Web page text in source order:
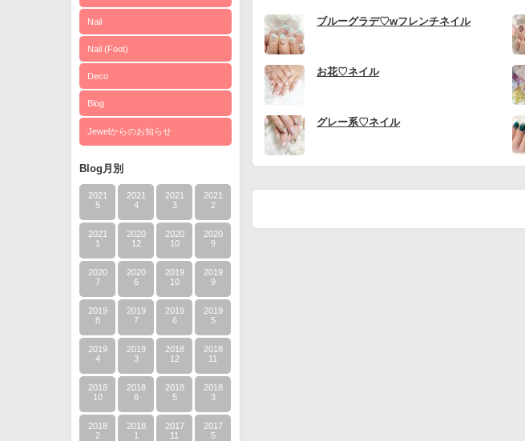
Nail
Nail (Foot)
Deco
Blog
Jewelからのお知らせ
Blog月別
2021
5
2021
4
2021
3
2021
2
2021
1
2020
12
2020
10
2020
9
2020
7
2020
6
2019
10
2019
9
2019
8
2019
7
2019
6
2019
5
2019
4
2019
3
2018
12
2018
11
2018
10
2018
6
2018
5
2018
3
2018
2
2018
1
2017
11
2017
5
ブルーグラデ♡wフレンチネイル
お花♡ネイル
グレー系♡ネイル